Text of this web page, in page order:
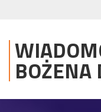
BOŻENA